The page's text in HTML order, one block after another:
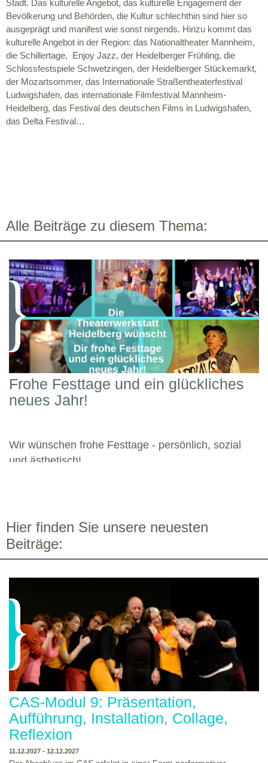
Stadt. Das kulturelle Angebot, das kulturelle Engagement der
Bevölkerung und Behörden, die Kultur schlechthin sind hier so
ausgeprägt und manifest wie sonst nirgends. Hinzu kommt das
kulturelle Angebot in der Region: das Nationaltheater Mannheim,
die Schillertage, Enjoy Jazz, der Heidelberger Frühling, die
Schlossfestspiele Schwetzingen, der Heidelberger Stückemarkt,
der Mozartsommer, das Internationale Straßentheaterfestival
Ludwigshafen, das internationale Filmfestival Mannheim-
Heidelberg, das Festival des deutschen Films in Ludwigshafen,
das Delta Festival…
Alle Beiträge zu diesem Thema:
Frohe Festtage und ein glückliches
neues Jahr!
Wir wünschen frohe Festtage - persönlich, sozial
und ästhetisch!
Hier finden Sie unsere neuesten
Beiträge:
CAS-Modul 9: Präsentation,
Aufführung, Installation, Collage,
Reflexion
11.12.2027 - 12.12.2027